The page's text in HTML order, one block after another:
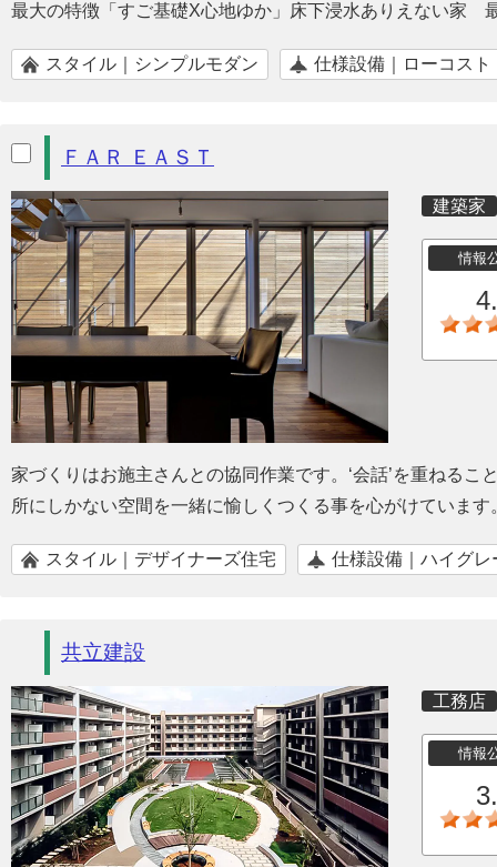
最大の特徴「すご基礎X心地ゆか」床下浸水ありえない
スタイル｜シンプルモダン 仕様設備｜ローコスト
ＦＡＲ ＥＡＳＴ
建築家
情報
家づくりはお施主さんとの協同作業です。‘会話’を重ねる
所にしかない空間を一緒に愉しくつくる事を心がけています
スタイル｜デザイナーズ住宅 仕様設備｜ハイグレ
共立建設
工務店
情報